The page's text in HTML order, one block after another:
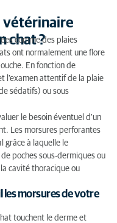
vétérinaire
chat ?
comme des plaies
ont normalement une flore
En fonction de
l'examen attentif de la plaie
sédatifs) ou sous
le besoin éventuel d'un
Les morsures perforantes
grâce à laquelle le
poches sous-dermiques ou
cavité thoracique ou
morsures de votre
touchent le derme et